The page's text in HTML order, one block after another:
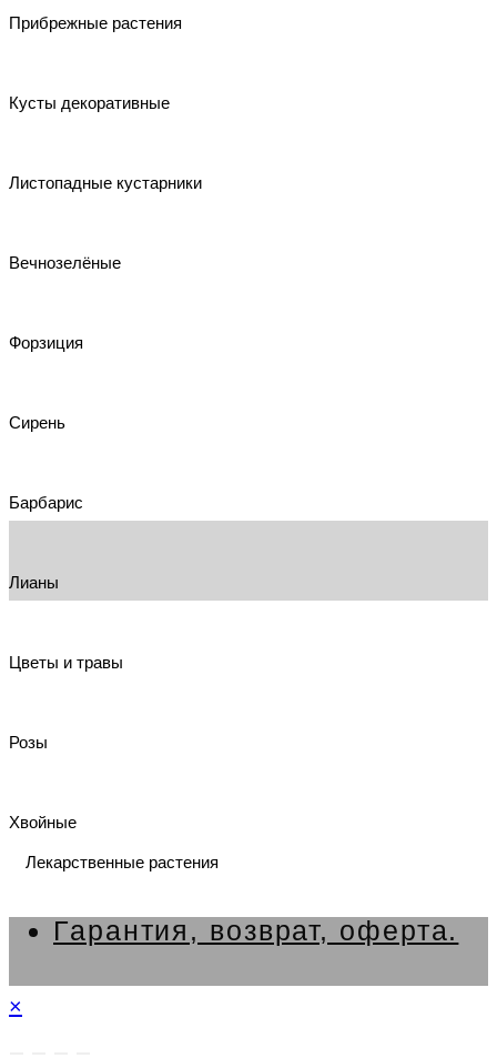
Прибрежные растения
Кусты декоративные
Листопадные кустарники
Вечнозелёные
Форзиция
Сирень
Барбарис
Лианы
Цветы и травы
Розы
Хвойные
Лекарственные растения
Гарантия, возврат, оферта.
×